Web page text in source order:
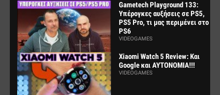
Gametech Playground 133:
Υπέρογκες αυξήσεις σε PS5,
PS5 Pro, τι μας περιμένει στο
PS6
VIDEOGAMES
Xiaomi Watch 5 Review: Και
Google και ΑΥΤΟΝΟΜΙΑ!!!
VIDEOGAMES